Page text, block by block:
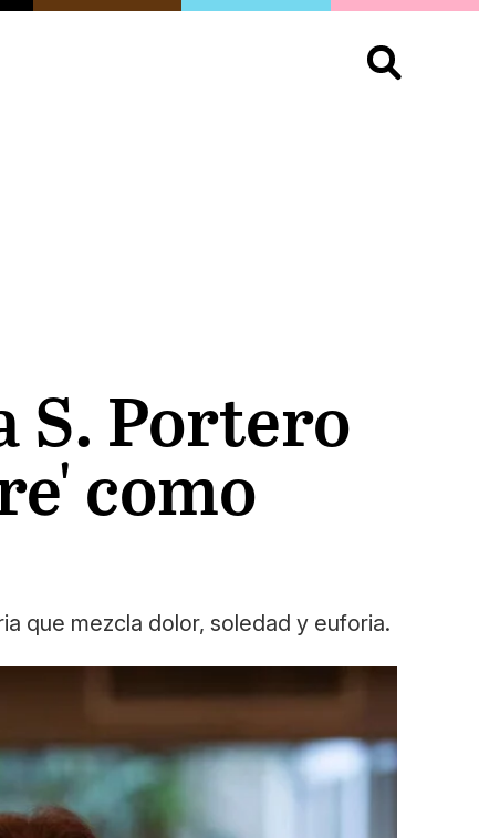
Buscar:
S. Portero
como
que mezcla dolor, soledad y euforia.